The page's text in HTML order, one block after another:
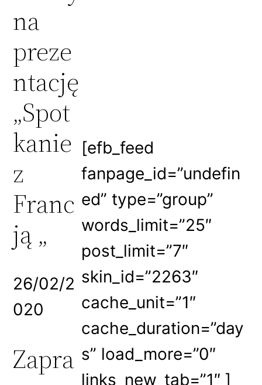
na
preze
ntację
„Spot
kanie
z
Franc
ją „
26/02/2
020
Zapra
[efb_feed
fanpage_id=”undefin
ed” type=”group”
words_limit=”25″
post_limit=”7″
skin_id=”2263″
cache_unit=”1″
cache_duration=”day
s” load_more=”0″
links_new_tab=”1″ ]